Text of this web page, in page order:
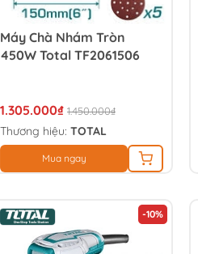
Máy Chà Nhám Tròn
450W Total TF2061506
1.305.000₫ 1.450.000₫
Thương hiệu: TOTAL
Mua ngay
-10%